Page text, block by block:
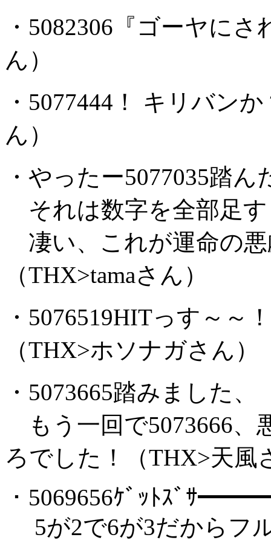
・5082306『ゴーヤに
ん）
・5077444！ キリバン
ん）
・やったー5077035踏
それは数字を全部足
凄い、これが運命の
（THX>tamaさん）
・5076519HITっす～～
（THX>ホソナガさん）
・5073665踏みました、
もう一回で5073666、
ろでした！（THX>天風
・5069656ｹﾞｯﾄｽﾞｻ
5が2で6が3だからフ